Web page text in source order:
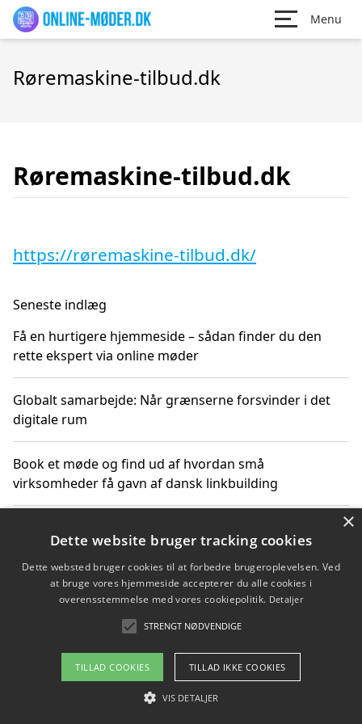
Menu
Røremaskine-tilbud.dk
Røremaskine-tilbud.dk
https://røremaskine-tilbud.dk/
Seneste indlæg
Få en hurtigere hjemmeside – sådan finder du den
rette ekspert via online møder
Globalt samarbejde: Når grænserne forsvinder i det
digitale rum
Book et møde og find ud af hvordan små
virksomheder få gavn af dansk linkbuilding
får du indgår et samarbejde
Hold et møde med en WordPress ekspert og vælg den
mest professionelle til at vedligeholde din løsning
Copyright 2026 - Pilanto Aps
Om / kontakt
×
Dette website bruger tracking cookies
Dette websted bruger cookies til at forbedre brugeroplevelsen. Ved
at bruge vores hjemmeside accepterer du alle cookies i
overensstemmelse med vores cookiepolitik. Detaljer
STRENGT NØDVENDIGE
TILLAD COOKIES TILLAD IKKE COOKIES
VIS DETALJER